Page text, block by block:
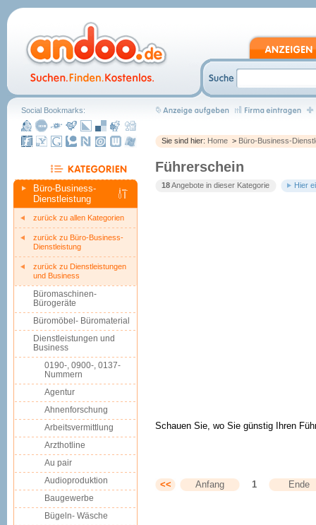
Sie sind hier: Home > Büro-Business-
Führerschein
18Angebote in dieser Kategorie Hier
Schauen Sie, wo Sie günstig Ihren
<< Anfang 1 Ende
Social Bookmarks:
Büro-Business-
Dienstleistung
zurück zu allen Kategorien
zurück zu Büro-Business-
Dienstleistung
zurück zu Dienstleistungen
und Business
Büromaschinen-
Bürogeräte
Büromöbel- Büromaterial
Dienstleistungen und
Business
0190-, 0900-, 0137-
Nummern
Agentur
Ahnenforschung
Arbeitsvermittlung
Arzthotline
Au pair
Audioproduktion
Baugewerbe
Bügeln- Wäsche